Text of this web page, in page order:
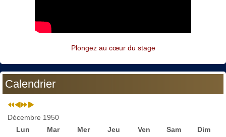
Plongez au cœur du stage
Calendrier
Décembre 1950
Lun
Mar Mer Jeu Ven Sam
Dim